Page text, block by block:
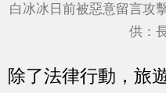
白冰冰日前被惡意留言攻
供：
除了法律行動，旅